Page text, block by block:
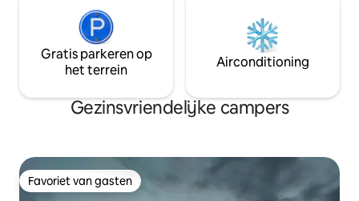
Gratis parkeren op
het terrein
Airconditioning
Gezinsvriendelijke campers
Favoriet van gasten
Favoriet van gasten